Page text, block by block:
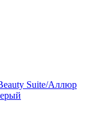
Suite/Аллюр